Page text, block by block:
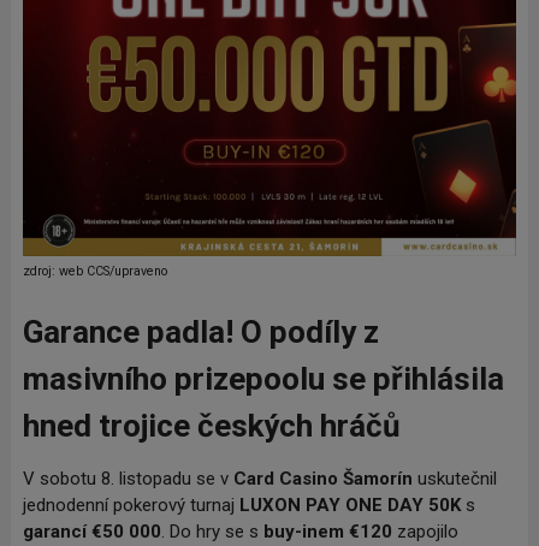
zdroj: web CCS/upraveno
Garance padla! O podíly z
masivního prizepoolu se přihlásila
hned trojice českých hráčů
V sobotu 8. listopadu se v Card Casino Šamorín uskutečnil
jednodenní pokerový turnaj LUXON PAY ONE DAY 50Ks
garancí €50 000. Do hry se s buy-inem €120 zapojilo